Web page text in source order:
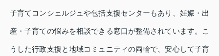
子育てコンシェルジュや包括支援センターもあり、妊娠・出
産・子育ての悩みを相談できる窓口が整備されています。こ
うした行政支援と地域コミュニティの両輪で、安心して子育